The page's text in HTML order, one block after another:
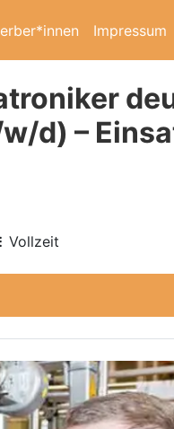
Impressum
d) –
Vollzeit